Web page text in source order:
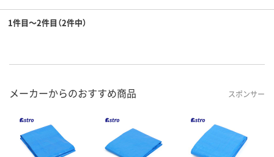
1件目～2件目（2件中）
メーカーからのおすすめ商品 スポンサー